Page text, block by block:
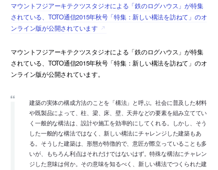
マウントフジアーキテクツスタジオによる「鉄のログハウス」が特集
されている、TOTO通信2015年秋号「特集：新しい構法を訪ねて」のオ
ンライン版が公開されています
マウントフジアーキテクツスタジオによる「鉄のログハウス」が特集
されている、TOTO通信2015年秋号「特集：新しい構法を訪ねて」のオ
ンライン版が公開されています。
建築の実体の構成方法のことを「構法」と呼ぶ。社会に普及した材料
や既製品によって、柱、梁、床、壁、天井などの要素を組み立ててい
く一般的な構法は、設計や施工を効率的にしてくれる。しかし、そう
した一般的な構法ではなく、新しい構法にチャレンジした建築もあ
る。そうした建築は、形態が特徴的で、意匠が際立っていることも多
いが、もちろん利点はそれだけではないはず。特殊な構法にチャレン
ジした意味は何か。その意味を知るべく、新しい構法でつくられた建